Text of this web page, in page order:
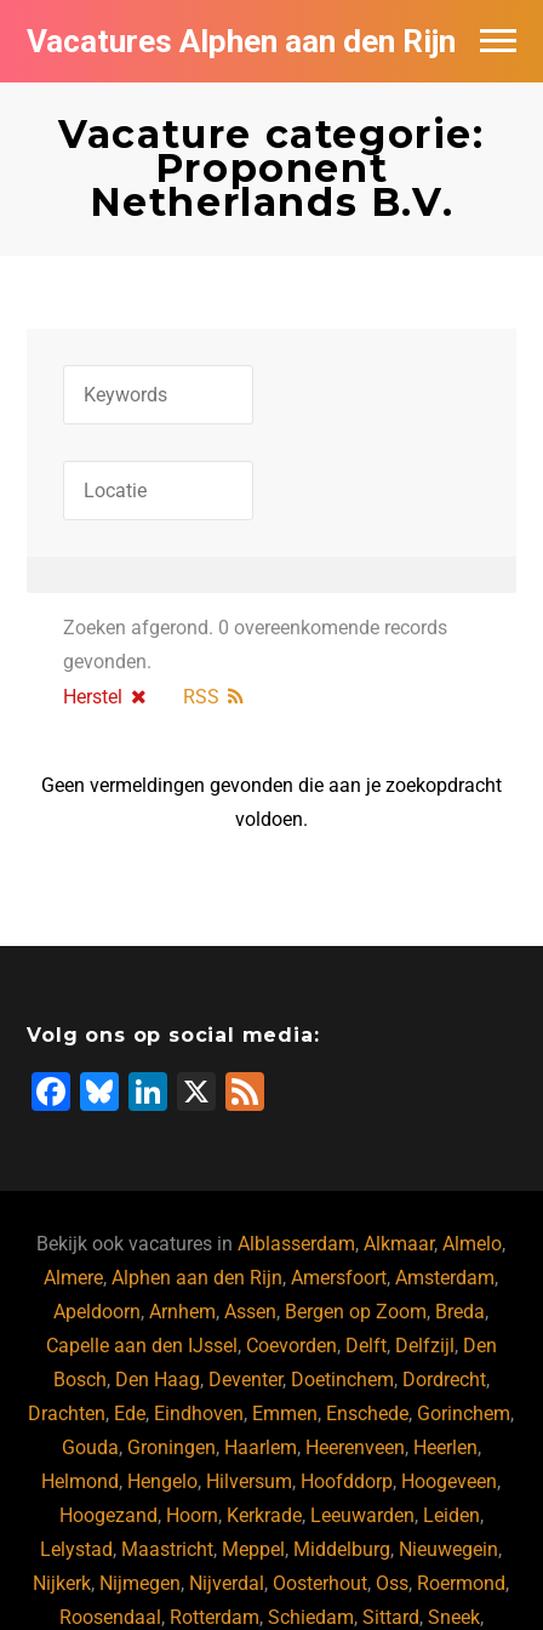
Vacatures Alphen aan den Rijn
Vacature categorie:
Proponent
Netherlands B.V.
Zoeken afgerond. 0 overeenkomende records
gevonden.
Herstel
RSS
Geen vermeldingen gevonden die aan je zoekopdracht
voldoen.
Volg ons op social media:
F
b
o
o
k
Bl
ky
Li
dI
n
X
Bekijk ook vacatures inAlblasserdam,Alkmaar,Almelo,
Almere,Alphen aan den Rijn,Amersfoort,Amsterdam,
Apeldoorn,Arnhem,Assen, Bergen op Zoom, Breda,
Capelle aan den IJssel , Coevorden, Delft, Delfzijl , Den
Bosch, Den Haag, Deventer, Doetinchem, Dordrecht,
Drachten, Ede, Eindhoven, Emmen, Enschede, Gorinchem,
Gouda, Groningen, Haarlem, Heerenveen, Heerlen,
Helmond, Hengelo, Hilversum, Hoofddorp, Hoogeveen,
Hoogezand, Hoorn, Kerkrade, Leeuwarden, Leiden,
Lelystad, Maastricht, Meppel , Middelburg, Nieuwegein,
Nijkerk, Nijmegen, Nijverdal , Oosterhout, Oss, Roermond,
Roosendaal , Rotterdam, Schiedam, Sittard, Sneek,
Vacatures per bedrijf in Alphen aan den
Rijn
De populairste vacatures in Alphen aan
den Rijn